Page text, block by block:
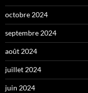
octobre 2024
septembre 2024
août 2024
juillet 2024
juin 2024